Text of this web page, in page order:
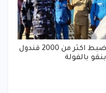
ضبط اكثر من 2000 قندول
بنقو بالفولة